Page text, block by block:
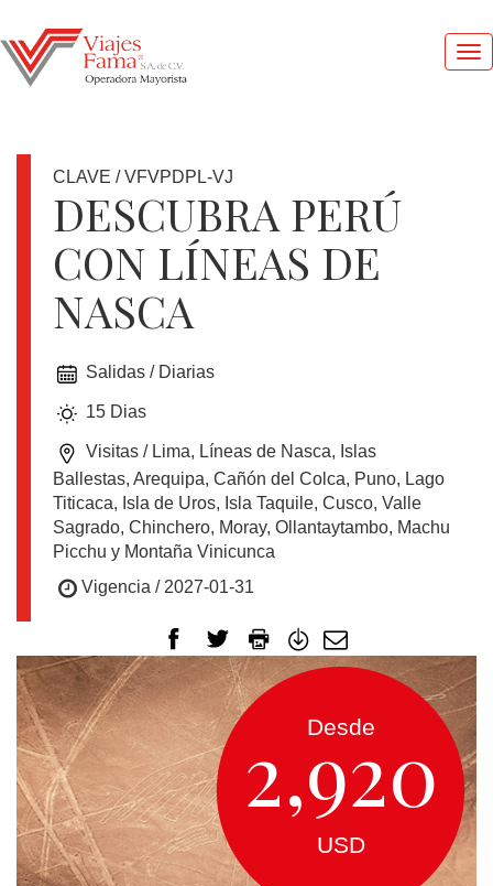
DOLAR
OFERTAS
EUROPA
CANADÁ
USA
SUDAMERICA
CRUCEROS
FLORIDA
CLAVE / VFVPDPL-VJ
DESCUBRA PERÚ
CON LÍNEAS DE
NASCA
Salidas / Diarias
15 Dias
Visitas / Lima, Líneas de Nasca, Islas
Ballestas, Arequipa, Cañón del Colca, Puno, Lago
Titicaca, Isla de Uros, Isla Taquile, Cusco, Valle
Sagrado, Chinchero, Moray, Ollantaytambo, Machu
Picchu y Montaña Vinicunca
Vigencia / 2027-01-31
Desde
2,920
USD